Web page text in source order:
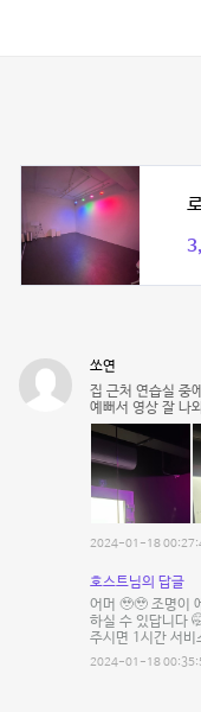
쏘연
집 근처 연습실 중
예뻐서 영상 잘 나
2024-01-18
호스트님의 답글
어머 🥹🥹 조명이
하실 수 있답니다
주시면 1시간 서
2024-01-18